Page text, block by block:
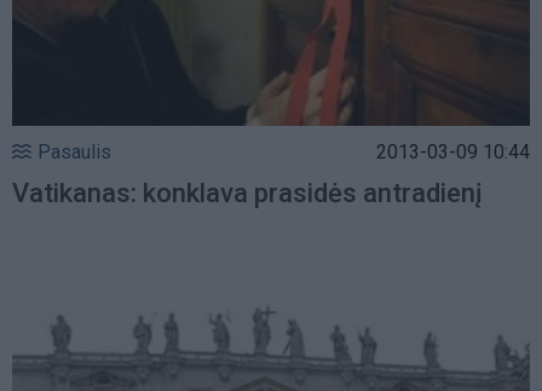
Pasaulis 2013-03-09 10:44
Vatikanas: konklava prasidės antradienį